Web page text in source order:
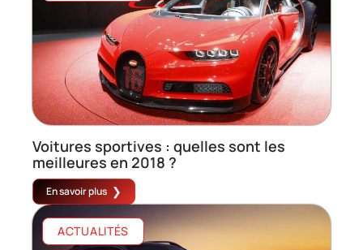
Voitures sportives : quelles sont les
meilleures en 2018 ?
En savoir plus
ACTUALITÉS